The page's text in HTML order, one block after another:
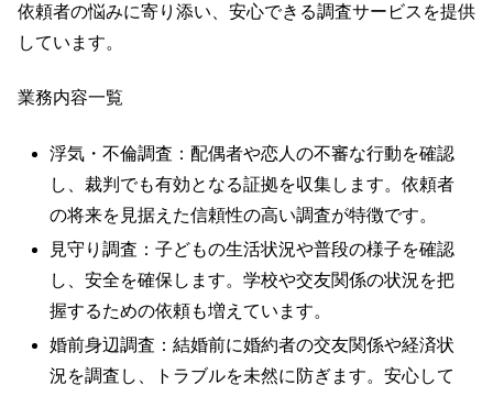
依頼者の悩みに寄り添い、安心できる調査サービスを提供
しています。
業務内容一覧
浮気・不倫調査：配偶者や恋人の不審な行動を確認
し、裁判でも有効となる証拠を収集します。依頼者
の将来を見据えた信頼性の高い調査が特徴です。
見守り調査：子どもの生活状況や普段の様子を確認
し、安全を確保します。学校や交友関係の状況を把
握するための依頼も増えています。
婚前身辺調査：結婚前に婚約者の交友関係や経済状
況を調査し、トラブルを未然に防ぎます。安心して